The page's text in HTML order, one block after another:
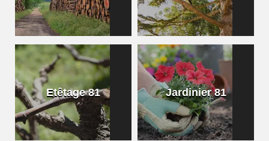
Etêtage 81 Jardinier 81